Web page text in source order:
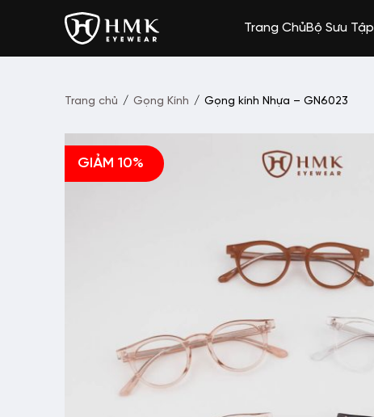
Trang ChủBộ Sưu Tập
Trang chủ / Gọng Kính / Gọng kính Nhựa – GN6023
GIẢM 10%